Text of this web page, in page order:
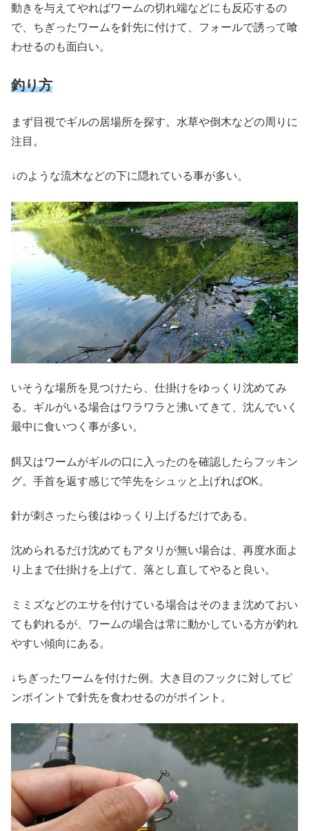
動きを与えてやればワームの切れ端などにも反応するの
で、ちぎったワームを針先に付けて、フォールで誘って喰
わせるのも面白い。
釣り方
まず目視でギルの居場所を探す。水草や倒木などの周りに
注目。
↓のような流木などの下に隠れている事が多い。
いそうな場所を見つけたら、仕掛けをゆっくり沈めてみ
る。ギルがいる場合はワラワラと沸いてきて、沈んでいく
最中に食いつく事が多い。
餌又はワームがギルの口に入ったのを確認したらフッキン
グ。手首を返す感じで竿先をシュッと上げればOK。
針が刺さったら後はゆっくり上げるだけである。
沈められるだけ沈めてもアタリが無い場合は、再度水面よ
り上まで仕掛けを上げて、落とし直してやると良い。
ミミズなどのエサを付けている場合はそのまま沈めておい
ても釣れるが、ワームの場合は常に動かしている方が釣れ
やすい傾向にある。
↓ちぎったワームを付けた例。大き目のフックに対してピ
ンポイントで針先を食わせるのがポイント。